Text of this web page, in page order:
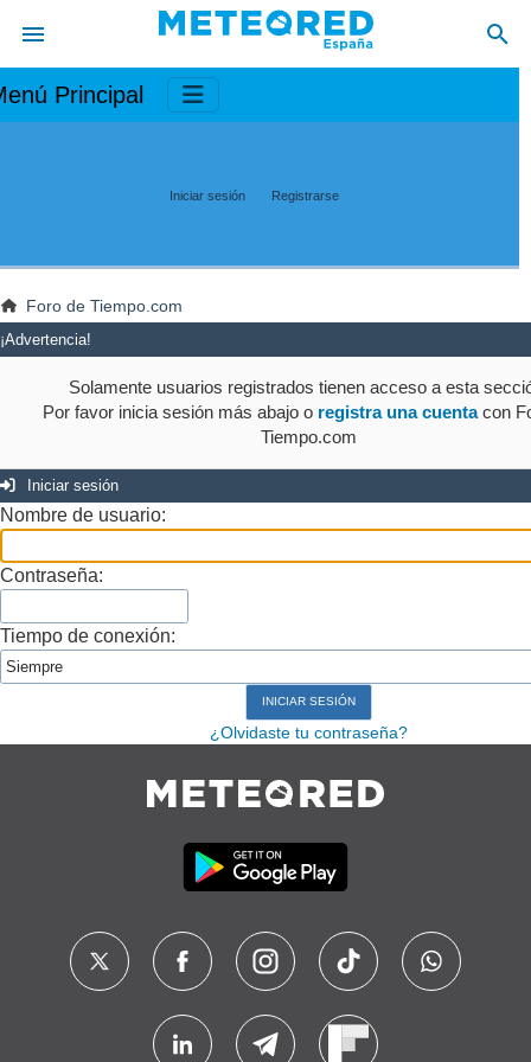
Principal
Iniciar sesión Registrarse
Foro de Tiempo.com
¡Advertencia!
Solamente usuarios registrados tienen acceso a esta
Por favor inicia sesión más abajo o registra una cuentacon
Tiempo.com
Iniciar sesión
Nombre de usuario:
Contraseña:
Tiempo de conexión:
¿Olvidaste tu contraseña?